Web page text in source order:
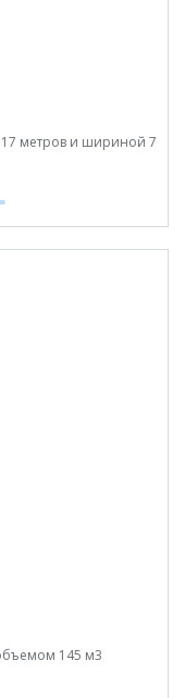
метров и шириной 7
145 м3